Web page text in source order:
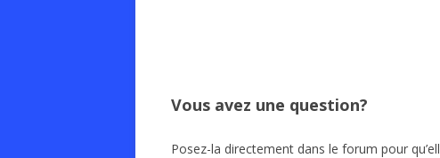
Vous avez une question?
Posez-la directement dans le forum pour